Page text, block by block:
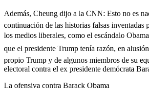
Además, Cheung dijo a la CNN: Esto no es
continuación de las historias falsas inventadas
los medios liberales, como el escándalo
que el presidente Trump tenía razón, en
propio Trump y de algunos miembros de su
electoral contra el ex presidente demócrata
La ofensiva contra Barack Obama